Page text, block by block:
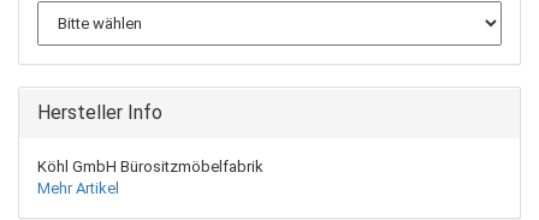
Hersteller Info
Köhl GmbH Bürositzmöbelfabrik
Mehr Artikel